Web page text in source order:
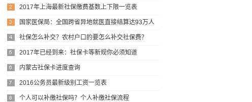
2017年上海最新社保缴费基数上下限一览表
国家医保局：全国跨省异地就医直接结算达93万人
次 社保怎么补交？农村户口的要怎么补交社保费？
2017年已经到来：社保卡等新规你必须知道
内蒙古社保卡进度查询
2016公务员最新级别工资一览表
个人可以补缴社保吗？个人补缴社保流程